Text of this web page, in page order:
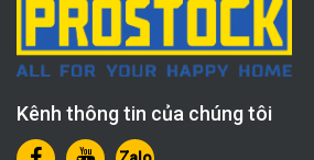
Kênh thông tin của chúng tôi